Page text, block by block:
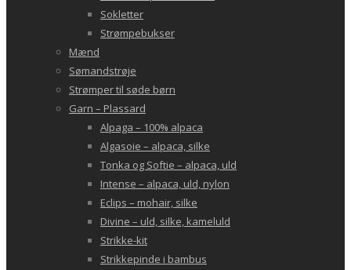
Sokletter
Strømpebukser
Mænd
Sømandstrøje
Strømper til søde børn
Garn – Plassard
Alpaga – 100% alpaca
Algasoie – alpaca, silke
Tonka og Softie – alpaca, uld
Intense – alpaca, uld, nylon
Eclips – mohair, silke
Divine – uld, silke, kameluld
Strikke-kit
Strikkepinde i bambus